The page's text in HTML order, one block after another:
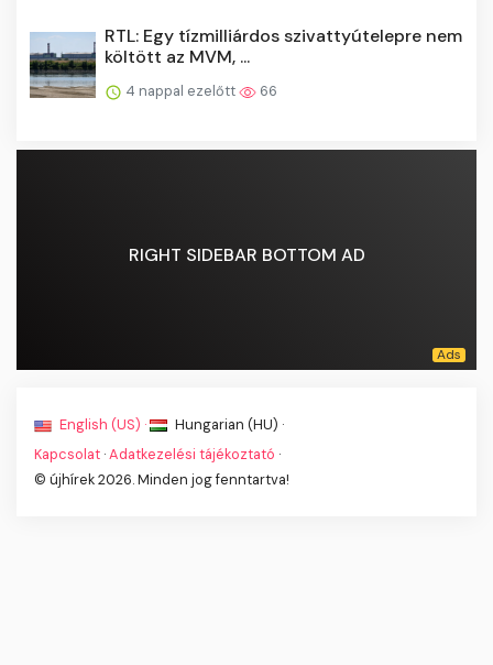
RTL: Egy tízmilliárdos szivattyútelepre nem
költött az MVM, ...
4 nappal ezelőtt 66
RIGHT SIDEBAR BOTTOM AD
English (US) ·
Hungarian (HU) ·
Kapcsolat ·Adatkezelési tájékoztató ·
© újhírek 2026. Minden jog fenntartva!